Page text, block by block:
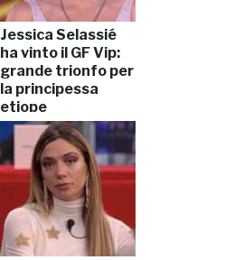
Jessica Selassié
ha vinto il GF Vip:
grande trionfo per
la principessa
etiope